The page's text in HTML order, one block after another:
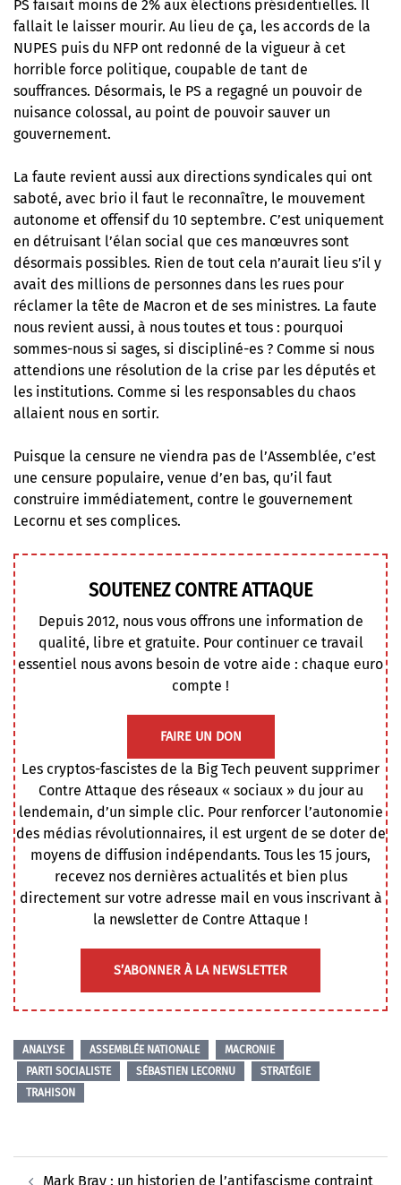
PS faisait moins de 2% aux élections présidentielles. Il
fallait le laisser mourir. Au lieu de ça, les accords de la
NUPES puis du NFP ont redonné de la vigueur à cet
horrible force politique, coupable de tant de
souffrances. Désormais, le PS a regagné un pouvoir de
nuisance colossal, au point de pouvoir sauver un
gouvernement.
La faute revient aussi aux directions syndicales qui ont
saboté, avec brio il faut le reconnaître, le mouvement
autonome et offensif du 10 septembre. C’est uniquement
en détruisant l’élan social que ces manœuvres sont
désormais possibles. Rien de tout cela n’aurait lieu s’il y
avait des millions de personnes dans les rues pour
réclamer la tête de Macron et de ses ministres. La faute
nous revient aussi, à nous toutes et tous : pourquoi
sommes-nous si sages, si discipliné-es ? Comme si nous
attendions une résolution de la crise par les députés et
les institutions. Comme si les responsables du chaos
allaient nous en sortir.
Puisque la censure ne viendra pas de l’Assemblée, c’est
une censure populaire, venue d’en bas, qu’il faut
construire immédiatement, contre le gouvernement
Lecornu et ses complices.
SOUTENEZ CONTRE ATTAQUE
Depuis 2012, nous vous offrons une information de
qualité, libre et gratuite. Pour continuer ce travail
essentiel nous avons besoin de votre aide : chaque euro
compte !
FAIRE UN DON
Les cryptos-fascistes de la Big Tech peuvent supprimer
Contre Attaque des réseaux « sociaux » du jour au
lendemain, d’un simple clic. Pour renforcer l’autonomie
des médias révolutionnaires, il est urgent de se doter de
moyens de diffusion indépendants. Tous les 15 jours,
recevez nos dernières actualités et bien plus
directement sur votre adresse mail en vous inscrivant à
la newsletter de Contre Attaque !
S’ABONNER À LA NEWSLETTER
ANALYSE ASSEMBLÉE NATIONALE
MACRONIE
PARTI SOCIALISTE
SÉBASTIEN LECORNU
STRATÉGIE
TRAHISON
Mark Bray : un historien de l’antifascisme contraint